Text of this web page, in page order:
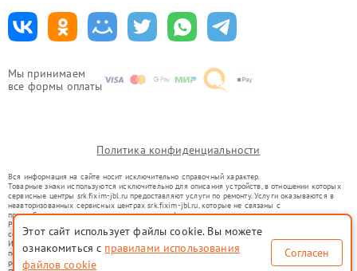
Мы принимаем
все формы оплаты
Политика конфиденциальности
Вся информация на сайте носит исключительно справочный характер.
Товарные знаки используются исключительно для описания устройств, в отношении которых
сервисные центры srk.fixim-jbl.ru предоставляют услуги по ремонту. Услуги оказываются в
неавторизованных сервисных центрах srk.fixim-jbl.ru, которые не связаны с
правообладателями товарных знаков или их официальными представителями.
Ремонт осуществляется для устройств, уже введенных в гражданский оборот в соответствии
со статьей 1487 ГК РФ.
Использование товарных знаков не преследует цели индивидуализации услуг или введения
потребителей в заблуждение, а служит для информирования о предоставляемых услугах по
ремонту техники указанных брендов.
Этот сайт использует файлы cookie. Вы можете
ознакомиться с правилами использования
файлов cookie
Согласен